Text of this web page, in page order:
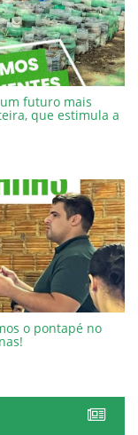
futuro mais
que estimula a
o pontapé no